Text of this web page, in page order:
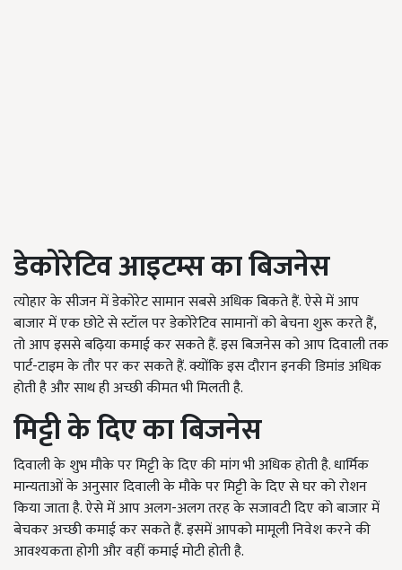
डेकोरेटिव आइटम्स का बिजनेस
त्योहार के सीजन में डेकोरेट सामान सबसे अधिक बिकते हैं. ऐसे में आप
बाजार में एक छोटे से स्टॉल पर डेकोरेटिव सामानों को बेचना शुरू करते हैं,
तो आप इससे बढ़िया कमाई कर सकते हैं. इस बिजनेस को आप दिवाली तक
पार्ट-टाइम के तौर पर कर सकते हैं. क्योंकि इस दौरान इनकी डिमांड अधिक
होती है और साथ ही अच्छी कीमत भी मिलती है.
मिट्टी के दिए का बिजनेस
दिवाली के शुभ मौके पर मिट्टी के दिए की मांग भी अधिक होती है. धार्मिक
मान्यताओं के अनुसार दिवाली के मौके पर मिट्टी के दिए से घर को रोशन
किया जाता है. ऐसे में आप अलग-अलग तरह के सजावटी दिए को बाजार में
बेचकर अच्छी कमाई कर सकते हैं. इसमें आपको मामूली निवेश करने की
आवश्यकता होगी और वहीं कमाई मोटी होती है.